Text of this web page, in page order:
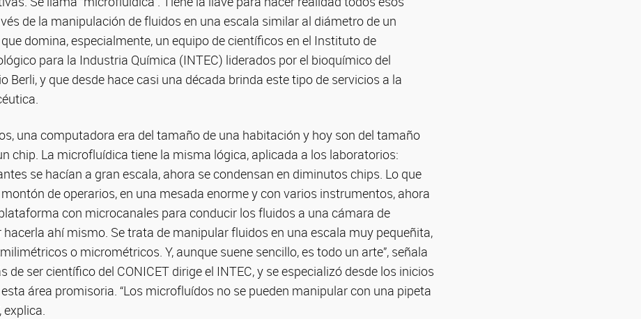
de la manipulación de fluidos en una escala similar al diámetro de un
domina, especialmente, un equipo de científicos en el Instituto de
para la Industria Química (INTEC) liderados por el bioquímico del
Berli, y que desde hace casi una década brinda este tipo de servicios a la
una computadora era del tamaño de una habitación y hoy son del tamaño
chip. La microfluídica tiene la misma lógica, aplicada a los laboratorios:
se hacían a gran escala, ahora se condensan en diminutos chips. Lo que
de operarios, en una mesada enorme y con varios instrumentos, ahora
con microcanales para conducir los fluidos a una cámara de
hacerla ahí mismo. Se trata de manipular fluidos en una escala muy pequeñita,
o micrométricos. Y, aunque suene sencillo, es todo un arte”, señala
de ser científico del CONICET dirige el INTEC, y se especializó desde los inicios
área promisoria. “Los microfluídos no se pueden manipular con una pipeta
explica.